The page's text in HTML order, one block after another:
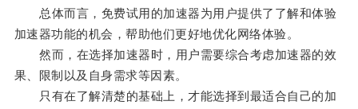
总体而言，免费试用的加速器为用户提供了了解和体验
加速器功能的机会，帮助他们更好地优化网络体验。
然而，在选择加速器时，用户需要综合考虑加速器的效
果、限制以及自身需求等因素。
只有在了解清楚的基础上，才能选择到最适合自己的加